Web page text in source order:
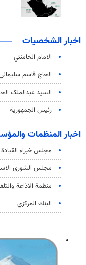
اخبار الشخصيات
الامام الخامنئي
الحاج قاسم
السید عبدالملک
رئيس الجمهورية
اخبار المنظمات
مجلس خبراء القيادة
مجلس الشورى
منظمة الاذاعة
البنك المركزي